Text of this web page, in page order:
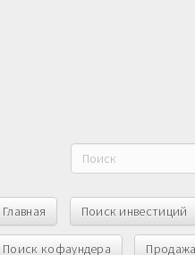
Главная Поиск инвестиций
Поиск кофаундера